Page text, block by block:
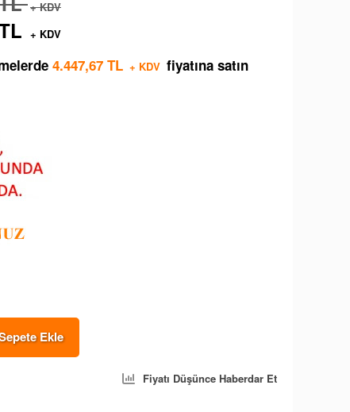
+ KDV
+ KDV
4.447,67 TL + KDV fiyatına satın
Ekle
Fiyatı Düşünce Haberdar Et